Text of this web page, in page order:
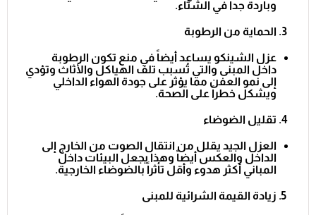
وباردة جداً في الشتاء.
الحماية من الرطوبة
عزل الشينكو يساعد أيضاً في منع تكون الرطوبة
داخل المبنى والتي تُسبب تلف الهياكل والأثاث وتؤدي
إلى نمو العفن مما يؤثر على جودة الهواء الداخلي
ويشكل خطراً على الصحة.
تقليل الضوضاء
العزل الجيد يقلل من انتقال الصوت من الخارج إلى
الداخل والعكس أيضاً وهذا يجعل البيئات داخل
المباني أكثر هدوء وأقل تأثراً بالضوضاء الخارجية.
زيادة القيمة الشرائية للمبنى